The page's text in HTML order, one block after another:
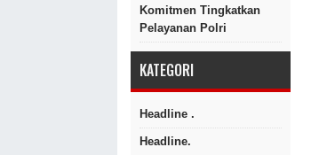
Komitmen Tingkatkan
Pelayanan Polri
KATEGORI
Headline .
Headline.